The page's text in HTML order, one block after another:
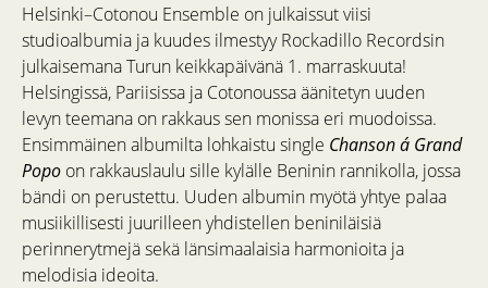
Helsinki–Cotonou Ensemble on julkaissut viisi
studioalbumia ja kuudes ilmestyy Rockadillo Recordsin
julkaisemana Turun keikkapäivänä 1. marraskuuta!
Helsingissä, Pariisissa ja Cotonoussa äänitetyn uuden
levyn teemana on rakkaus sen monissa eri muodoissa.
Ensimmäinen albumilta lohkaistu single Chanson á Grand
Popo on rakkauslaulu sille kylälle Beninin rannikolla, jossa
bändi on perustettu. Uuden albumin myötä yhtye palaa
musiikillisesti juurilleen yhdistellen beniniläisiä
perinnerytmejä sekä länsimaalaisia harmonioita ja
melodisia ideoita.